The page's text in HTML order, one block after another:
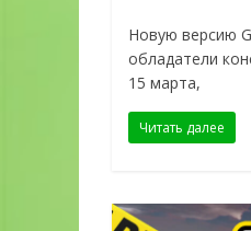
Новую версию
обладатели
15 марта,
Читать далее